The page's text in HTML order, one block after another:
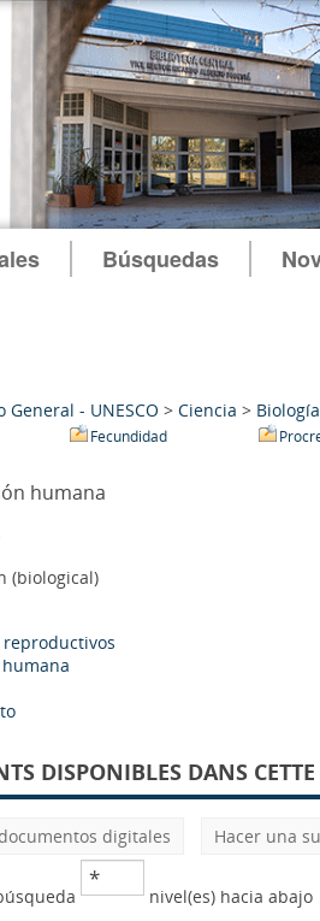
Búsquedas
General - UNESCO > Ciencia > Biología
Fecundidad
humana
(biological)
reproductivos
DISPONIBLES DANS
digitales Hacer una
nivel(es) hacia abajo